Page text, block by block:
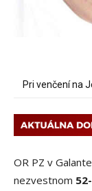
70 rokov od
OR PZ v
nezvestnom